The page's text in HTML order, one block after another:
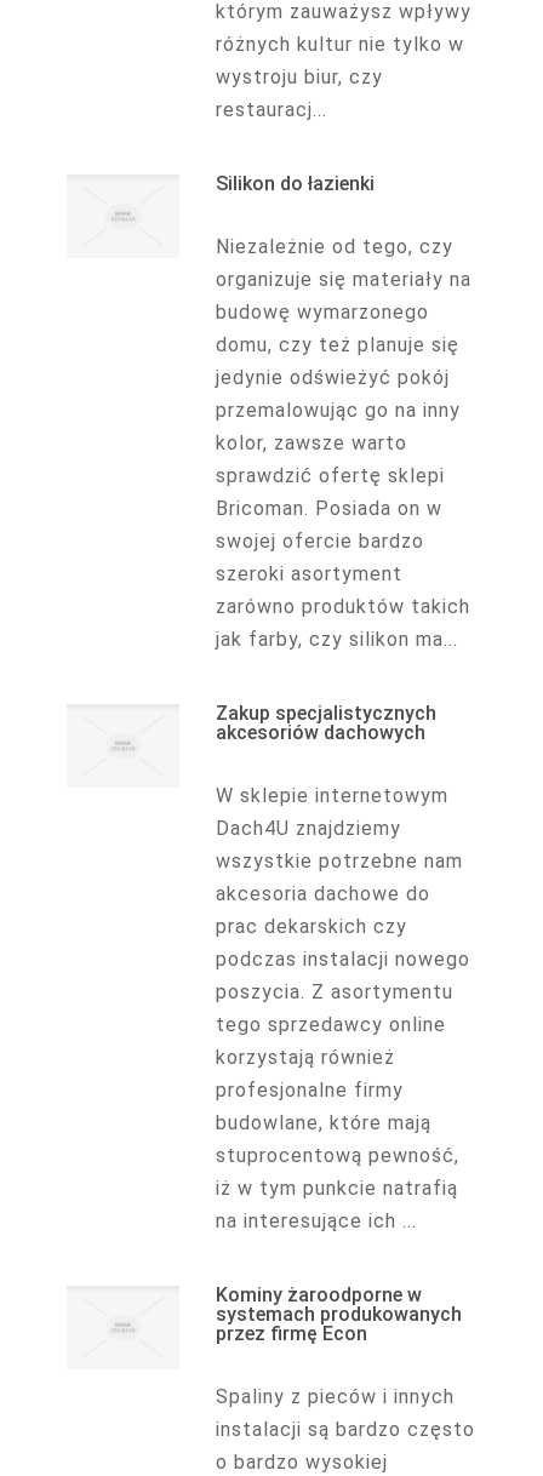
którym zauważysz wpływy
różnych kultur nie tylko w
wystroju biur, czy
restauracj...
Silikon do łazienki
Niezależnie od tego, czy
organizuje się materiały na
budowę wymarzonego
domu, czy też planuje się
jedynie odświeżyć pokój
przemalowując go na inny
kolor, zawsze warto
sprawdzić ofertę sklepi
Bricoman. Posiada on w
swojej ofercie bardzo
szeroki asortyment
zarówno produktów takich
jak farby, czy silikon ma...
Zakup specjalistycznych
akcesoriów dachowych
W sklepie internetowym
Dach4U znajdziemy
wszystkie potrzebne nam
akcesoria dachowe do
prac dekarskich czy
podczas instalacji nowego
poszycia. Z asortymentu
tego sprzedawcy online
korzystają również
profesjonalne firmy
budowlane, które mają
stuprocentową pewność,
iż w tym punkcie natrafią
na interesujące ich ...
Kominy żaroodporne w
systemach produkowanych
przez firmę Econ
Spaliny z pieców i innych
instalacji są bardzo często
o bardzo wysokiej